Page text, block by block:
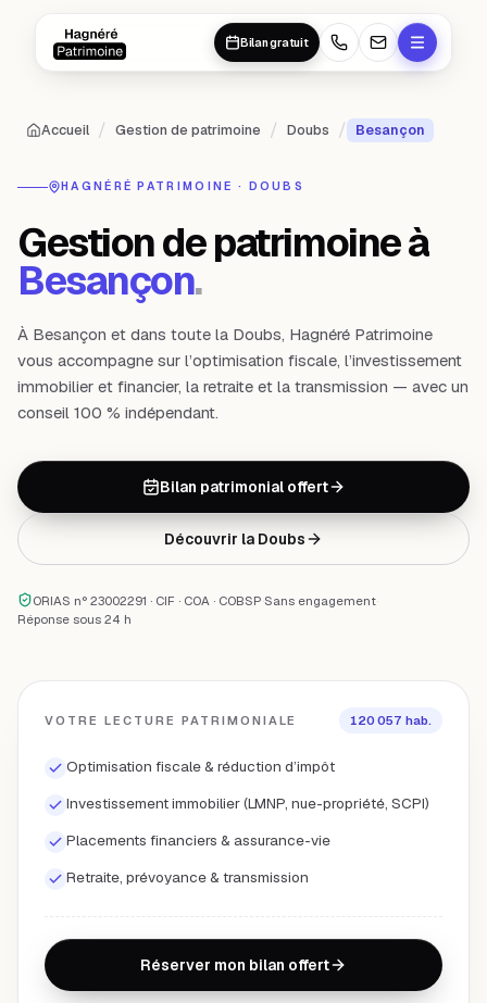
Bilan gratuit
Accueil / Gestion de patrimoine / Doubs / Besançon
HAGNÉRÉ PATRIMOINE · DOUBS
Gestion de patrimoine à
Besançon.
À Besançon et dans toute la Doubs, Hagnéré Patrimoine
vous accompagne sur l’optimisation fiscale, l’investissement
immobilier et financier, la retraite et la transmission — avec un
conseil 100 % indépendant.
Bilan patrimonial offert
Découvrir la Doubs
ORIAS n° 23002291 · CIF · COA · COBSP·Sans engagement·
Réponse sous 24 h
VOTRE LECTURE PATRIMONIALE 120 057 hab.
Optimisation fiscale & réduction d’impôt
Investissement immobilier (LMNP, nue-propriété, SCPI)
Placements financiers & assurance-vie
Retraite, prévoyance & transmission
Réserver mon bilan offert